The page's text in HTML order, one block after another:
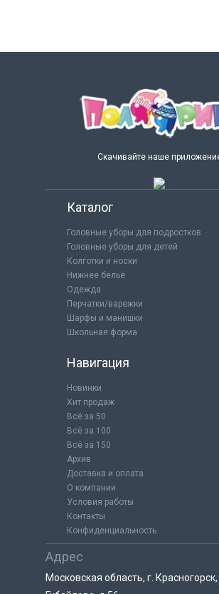
Скачивайте наше
Каталог
Головные уборы для подростков
Головные уборы для детей
Колготки и носки
Нижнее бельё
Одежда
Перчатки/варежки
Шарфы и манишки
Школьная форма
Навигация
Новинки
Хит продаж
Всё за 50
Всё за 100
Всё за 150
Архив
Доставка и оплата
О компании
Условия работы
Контакты
Конфиденциальность
Адрес
Московская область, г. Красногорск,